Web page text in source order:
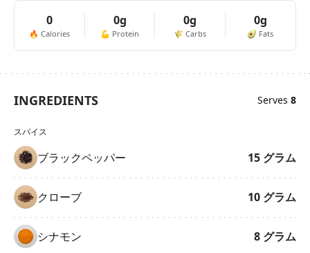
0
🔥 Calories
0g
💪 Protein
0g
🌾 Carbs
0g
🥑 Fats
INGREDIENTS Serves 8
スパイス
ブラックペッパー 15 グラム
クローブ 10 グラム
シナモン 8 グラム